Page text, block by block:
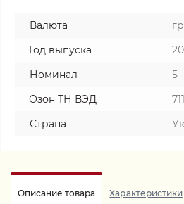
Валюта
Год выпуска
Номинал
5
Озон ТН ВЭД
Страна
Описание товара Характеристики